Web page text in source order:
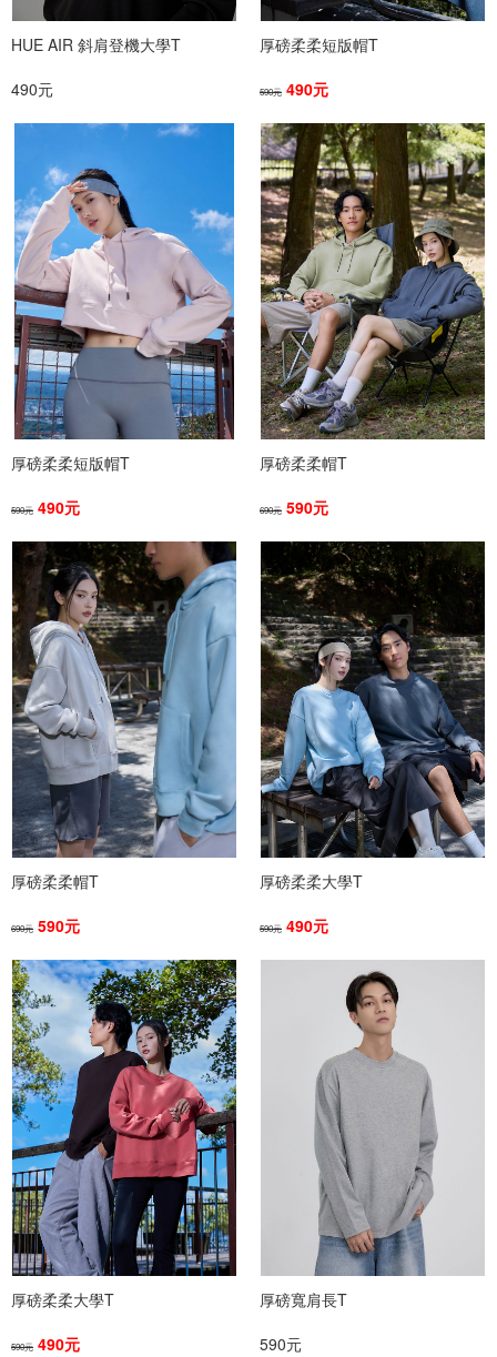
HUE AIR 斜肩登機大學T
490元
厚磅柔柔短版帽T
590元 490元
厚磅柔柔短版帽T
590元 490元
厚磅柔柔帽T
690元 590元
厚磅柔柔帽T
690元 590元
厚磅柔柔大學T
590元 490元
厚磅柔柔大學T
590元 490元
厚磅寬肩長T
590元